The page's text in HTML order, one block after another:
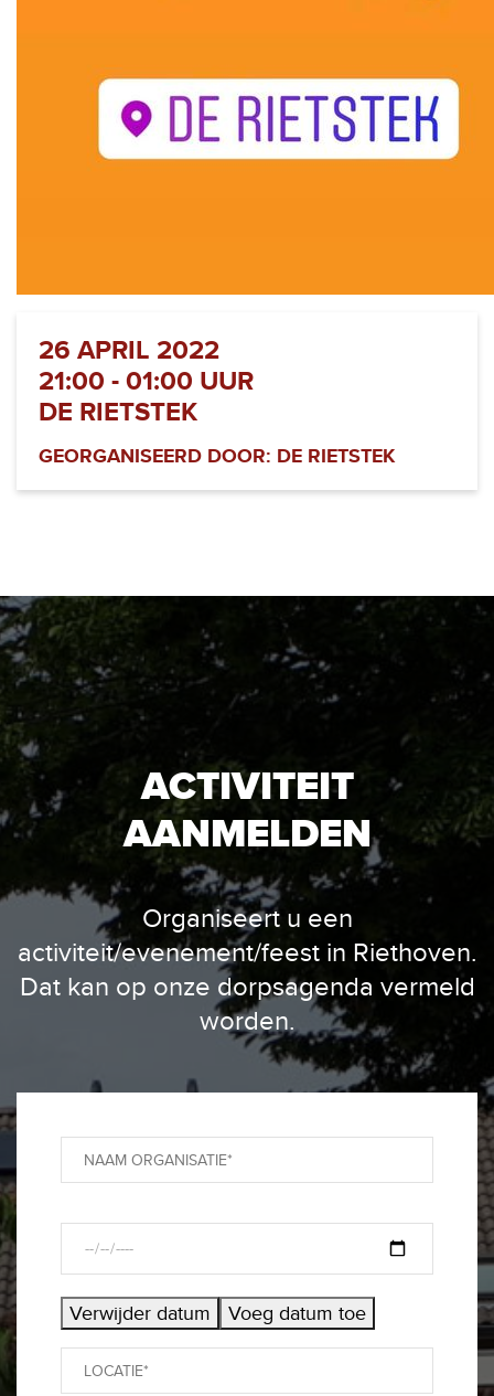
26 APRIL 2022
21:00 - 01:00 UUR
DE RIETSTEK
GEORGANISEERD DOOR: DE RIETSTEK
ACTIVITEIT
AANMELDEN
Organiseert u een
activiteit/evenement/feest in Riethoven.
Dat kan op onze dorpsagenda vermeld
worden.
Verwijder datum Voeg datum toe